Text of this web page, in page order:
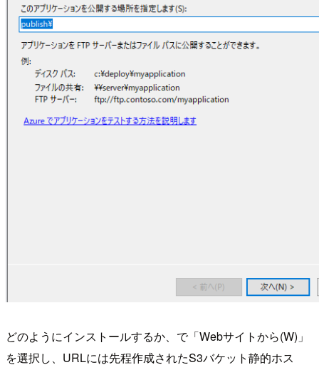
どのようにインストールするか、で「Webサイトから(W)」
を選択し、URLには先程作成されたS3バケット静的ホス